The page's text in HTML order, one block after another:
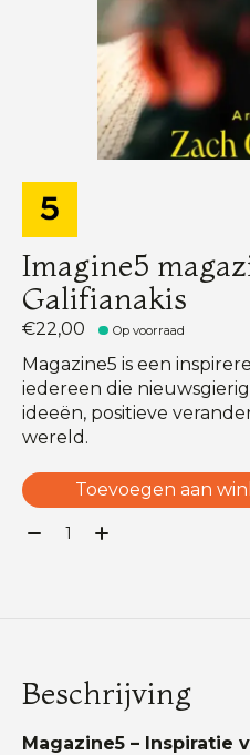
Imagine5
Galifianakis
€22,00 Op voorraad
Magazine5 is een
iedereen die
ideeën, positieve
wereld.
Toevoegen aan
Aantal:
Beschrijving
Magazine5 – Inspiratie